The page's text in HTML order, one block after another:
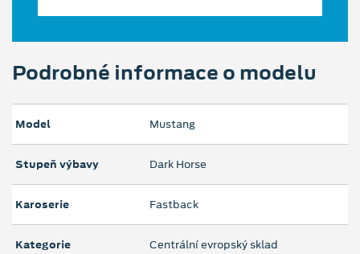
Podrobné informace o modelu
Model Mustang
Stupeň výbavy Dark Horse
Karoserie Fastback
Kategorie Centrální evropský sklad